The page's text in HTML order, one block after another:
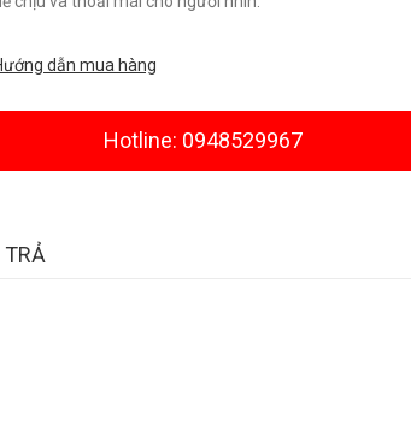
dẫn mua hàng
Hotline: 0948529967